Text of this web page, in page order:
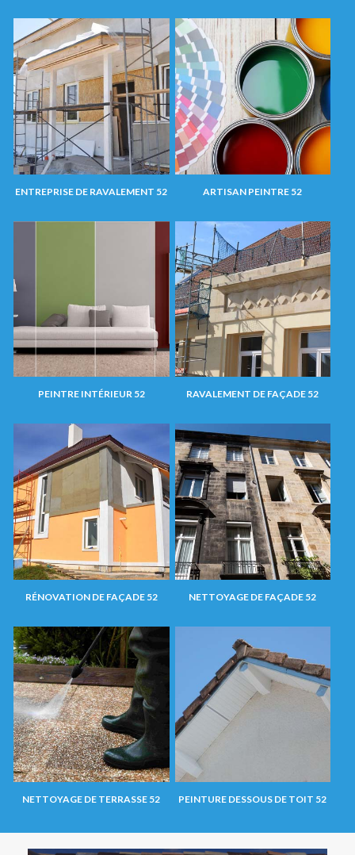
ENTREPRISE DE RAVALEMENT 52 ARTISAN PEINTRE 52
PEINTRE INTÉRIEUR 52 RAVALEMENT DE FAÇADE 52
RÉNOVATION DE FAÇADE 52 NETTOYAGE DE FAÇADE 52
NETTOYAGE DE TERRASSE 52 PEINTURE DESSOUS DE TOIT 52